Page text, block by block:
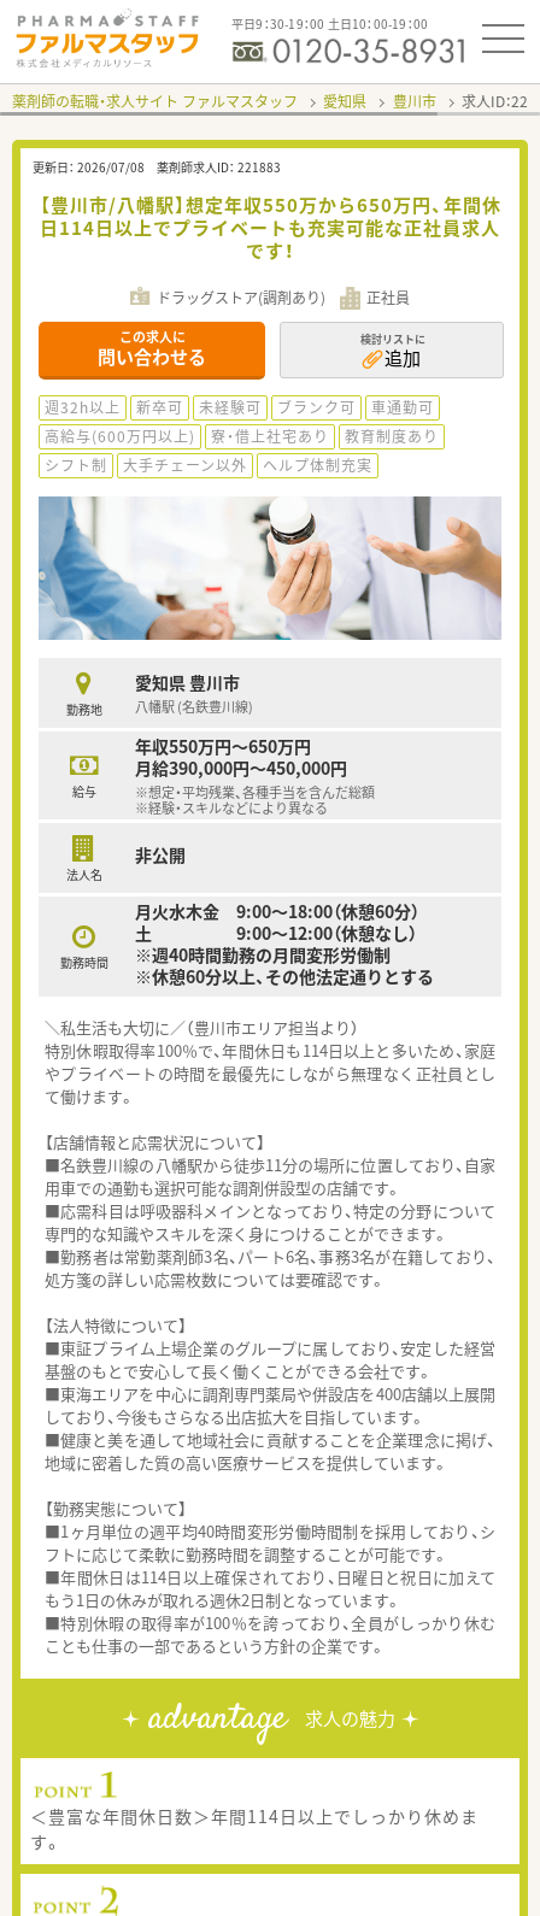
平日9：30-19：00 土日10：00-19：00
薬剤師の転職・求人サイト ファルマスタッフ 愛知県 豊川市 求人ID：
更新日： 2026/07/08 薬剤師求人ID： 221883
【豊川市/八幡駅】想定年収550万から650万円、年間休
日114日以上でプライベートも充実可能な正社員求人
です！
ドラッグストア(調剤あり) 正社員
この求人に
問い合わせる
検討リストに
追加
週32h以上 新卒可 未経験可 ブランク可
車通勤可
高給与(600万円以上)
寮・借上社宅あり
教育制度あり
シフト制
大手チェーン以外 ヘルプ体制充実
勤務地
愛知県 豊川市
八幡駅 (名鉄豊川線)
給与
年収550万円～650万円
月給390,000円～450,000円
※想定・平均残業、各種手当を含んだ総額
※経験・スキルなどにより異なる
法人名
非公開
勤務時間
月火水木金 9:00～18:00（休憩60分）
土 9:00～12:00（休憩なし）
※週40時間勤務の月間変形労働制
※休憩60分以上、その他法定通りとする
＼私生活も大切に／（豊川市エリア担当より）
特別休暇取得率100％で、年間休日も114日以上と多いため、家庭
やプライベートの時間を最優先にしながら無理なく正社員とし
て働けます。
【店舗情報と応需状況について】
■名鉄豊川線の八幡駅から徒歩11分の場所に位置しており、自家
用車での通勤も選択可能な調剤併設型の店舗です。
■応需科目は呼吸器科メインとなっており、特定の分野について
専門的な知識やスキルを深く身につけることができます。
■勤務者は常勤薬剤師3名、パート6名、事務3名が在籍しており、
処方箋の詳しい応需枚数については要確認です。
【法人特徴について】
■東証プライム上場企業のグループに属しており、安定した経営
基盤のもとで安心して長く働くことができる会社です。
■東海エリアを中心に調剤専門薬局や併設店を400店舗以上展開
しており、今後もさらなる出店拡大を目指しています。
■健康と美を通して地域社会に貢献することを企業理念に掲げ、
地域に密着した質の高い医療サービスを提供しています。
【勤務実態について】
■1ヶ月単位の週平均40時間変形労働時間制を採用しており、シ
フトに応じて柔軟に勤務時間を調整することが可能です。
■年間休日は114日以上確保されており、日曜日と祝日に加えて
もう1日の休みが取れる週休2日制となっています。
■特別休暇の取得率が100％を誇っており、全員がしっかり休む
ことも仕事の一部であるという方針の企業です。
advantage 求人の魅力
＜豊富な年間休日数＞年間114日以上でしっかり休めま
す。